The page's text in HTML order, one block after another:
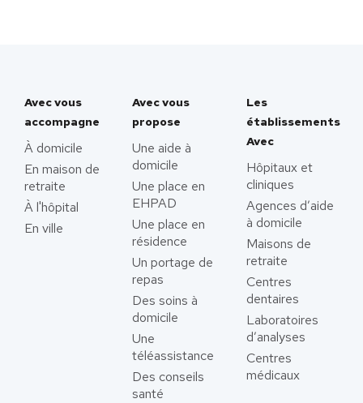
Avec vous
accompagne
À domicile
En maison de
retraite
À l'hôpital
En ville
Avec vous
propose
Une aide à
domicile
Une place en
EHPAD
Une place en
résidence
Un portage de
repas
Des soins à
domicile
Une
téléassistance
Des conseils
santé
Les
établissements
Avec
Hôpitaux et
cliniques
Agences d’aide
à domicile
Maisons de
retraite
Centres
dentaires
Laboratoires
d’analyses
Centres
médicaux